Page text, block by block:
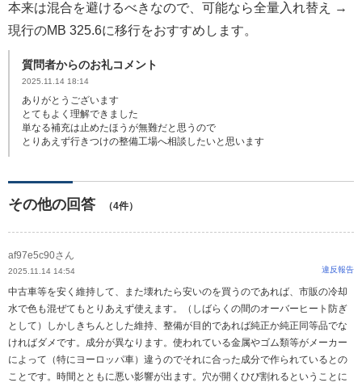
本来は混合を避けるべきなので、可能なら全量入れ替え →
現行のMB 325.6に移行をおすすめします。
質問者からのお礼コメント
2025.11.14 18:14
ありがとうございます
とてもよく理解できました
単なる補充は止めたほうが無難だと思うので
とりあえず行きつけの整備工場へ相談したいと思います
その他の回答 （4件）
af97e5c90さん
2025.11.14 14:54 違反報告
中古車等を安く維持して、また壊れたら安いのを買うのであれば、市販の冷却
水で色も混ぜてもとりあえず使えます。（しばらくの間のオーバーヒート防ぎ
として）しかしきちんとした維持、整備が目的であれば純正か純正同等品でな
ければダメです。成分が異なります。使われている金属やゴム類等がメーカー
によって（特にヨーロッパ車）違うのでそれに合った成分で作られているとの
ことです。時間とともに悪い影響が出ます。穴が開くひび割れるということに